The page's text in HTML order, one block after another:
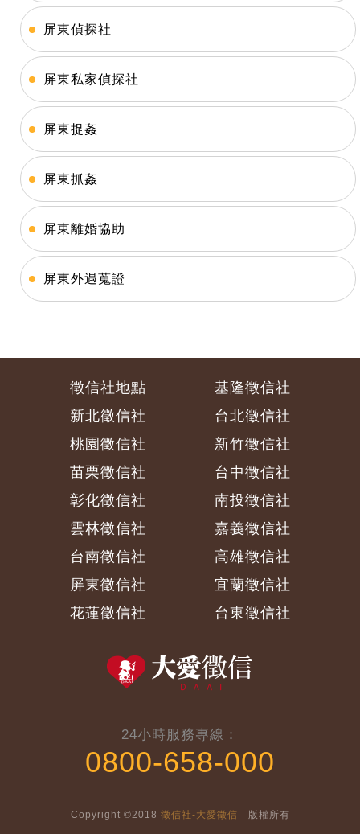
屏東偵探社
屏東私家偵探社
屏東捉姦
屏東抓姦
屏東離婚協助
屏東外遇蒐證
徵信社地點
基隆徵信社
新北徵信社
台北徵信社
桃園徵信社
新竹徵信社
苗栗徵信社
台中徵信社
彰化徵信社
南投徵信社
雲林徵信社
嘉義徵信社
台南徵信社
高雄徵信社
屏東徵信社
宜蘭徵信社
花蓮徵信社
台東徵信社
24小時服務專線：
0800-658-000
Copyright ©2018 徵信社-大愛徵信 版權所有